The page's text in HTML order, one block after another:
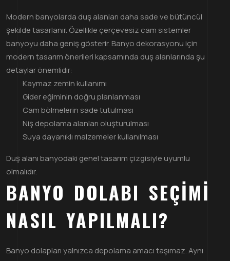
Modern banyolarda duş alanları daha sade ve bütüncül
şekilde tasarlanır. Özellikle çerçevesiz cam sistemler
banyoyu daha geniş gösterir. Banyo dekorasyonu için
modern tasarım önerileri kapsamında duş alanlarında şu
detaylar önemlidir:
Kaymaz zemin kullanımı
Gider eğiminin doğru planlanması
Cam bölmelerin sade tutulması
Niş depolama alanları oluşturulması
Suya dayanıklı malzemeler kullanılması
Duş alanı banyodaki genel tasarım çizgisiyle uyumlu
olmalıdır.
BANYO DOLABI SEÇIMI
NASIL YAPILMALI?
Banyo dolapları yalnızca depolama amacı taşımaz. Aynı